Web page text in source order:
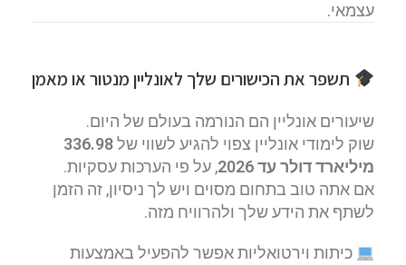
עצמאי.
תשפר את הכישורים שלך לאונליין מנטור או מאמן
שיעורים אונליין הם הנורמה בעולם של היום.
שוק לימודי אונליין צפוי להגיע לשווי של336.98
מיליארד דולר עד 2026
, על פי הערכות עסקיות.
אם אתה טוב בתחום מסוים ויש לך ניסיון, זה הזמן
לשתף את הידע שלך ולהרוויח מזה.
כיתות וירטואליות אפשר להפעיל באמצעות